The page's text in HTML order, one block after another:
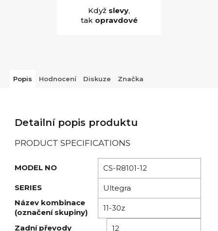
Když slevy,
tak opravdové
Popis Hodnocení Diskuze Značka
Detailní popis produktu
PRODUCT SPECIFICATIONS
MODEL NO CS-R8101-12
SERIES
Ultegra
Název kombinace
(označení skupiny)
11-30z
Zadní převody 12